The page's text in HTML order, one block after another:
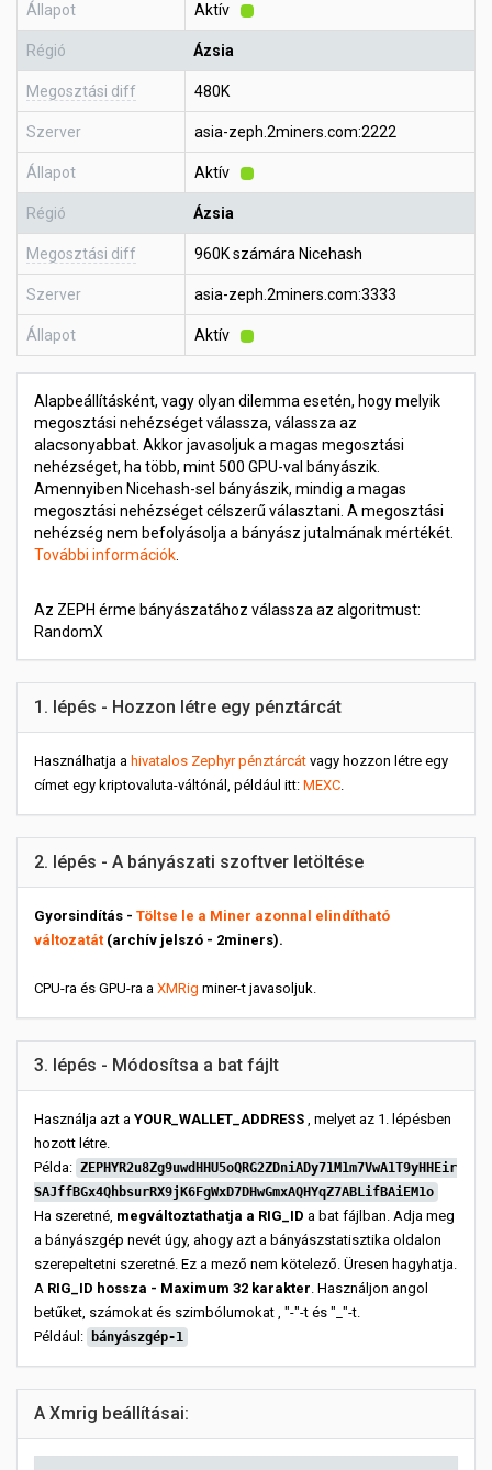
Állapot Aktív
Régió Ázsia
Megosztási diff 480K
Szerver asia-zeph.2miners.com:2222
Állapot Aktív
Régió Ázsia
Megosztási diff 960K számára Nicehash
Szerver asia-zeph.2miners.com:3333
Állapot Aktív
Alapbeállításként, vagy olyan dilemma esetén, hogy melyik
megosztási nehézséget válassza, válassza az
alacsonyabbat. Akkor javasoljuk a magas megosztási
nehézséget, ha több, mint 500 GPU-val bányászik.
Amennyiben Nicehash-sel bányászik, mindig a magas
megosztási nehézséget célszerű választani. A megosztási
nehézség nem befolyásolja a bányász jutalmának mértékét.
További információk
Az ZEPH érme bányászatához válassza az algoritmust:
RandomX
1. lépés - Hozzon létre egy pénztárcát
Használhatja a hivatalos Zephyr pénztárcát vagy hozzon létre egy
címet egy kriptovaluta-váltónál, például itt: MEXC.
2. lépés - A bányászati szoftver letöltése
Gyorsindítás - Töltse le a Miner azonnal elindítható
változatát (archív jelszó - 2miners).
CPU-ra és GPU-ra a XMRig miner-t javasoljuk.
3. lépés - Módosítsa a bat fájlt
Használja azt a YOUR_WALLET_ADDRESS , melyet az 1. lépésben
hozott létre.
Példa: ZEPHYR2u8Zg9uwdHHU5oQRG2ZDniADy71M1m7VwA1T9yHHEir
SAJffBGx4QhbsurRX9jK6FgWxD7DHwGmxAQHYqZ7ABLifBAiEM1o
Ha szeretné, megváltoztathatja a RIG_ID a bat fájlban. Adja meg
a bányászgép nevét úgy, ahogy azt a bányászstatisztika oldalon
szerepeltetni szeretné. Ez a mező nem kötelező. Üresen hagyhatja.
A RIG_ID hossza - Maximum 32 karakter. Használjon angol
betűket, számokat és szimbólumokat , "-"-t és "_"-t.
Például:
bányászgép-1
A Xmrig beállításai: